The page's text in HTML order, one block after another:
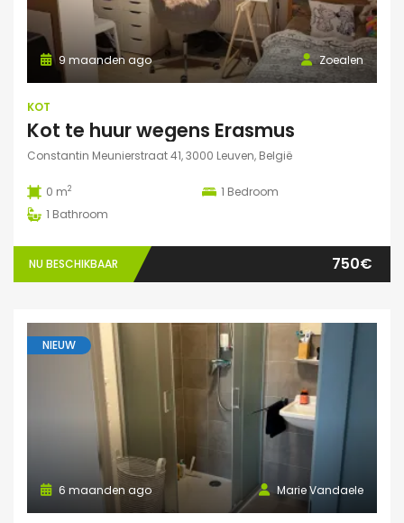
Zoealen
9 maanden ago
KOT
Kot te huur wegens Erasmus
Constantin Meunierstraat 41, 3000 Leuven, België
0 m2 1 Bedroom
1 Bathroom
NU BESCHIKBAAR 750€
NIEUW
Marie Vandaele
6 maanden ago